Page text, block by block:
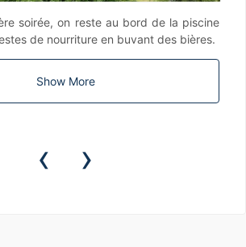
soirée, on reste au bord de la piscine
de nourriture en buvant des bières.
Show More
‹ ›